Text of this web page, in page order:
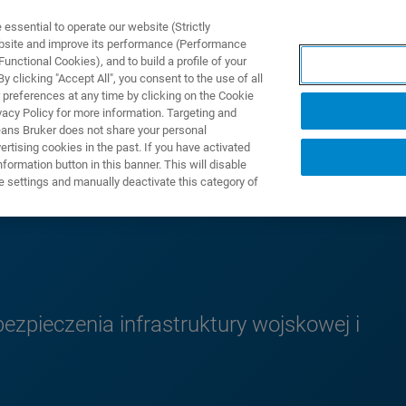
I ROZWIĄZANIA APLIKACJE
infrastruktury wojskowej i
to operate our website (Strictly
and improve its performance (Performance
Cookies), and to build a profile of your
clicking "Accept All", you consent to the use of all
at any time by clicking on the Cookie
Policy for more information. Targeting and
Bruker does not share your personal
cookies in the past. If you have activated
button in this banner. This will disable
settings and manually deactivate this category of